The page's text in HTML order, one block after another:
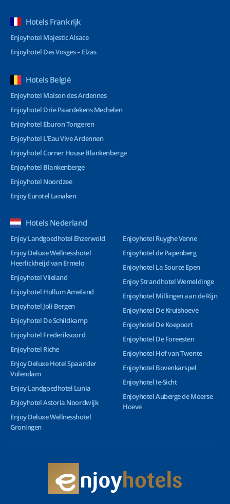
Hotels Frankrijk
Enjoyhotel Majestic Alsace
Enjoyhotel Des Vosges – Elzas
Hotels België
Enjoyhotel Maison des Ardennes
Enjoyhotel Drie Paardekens Mechelen
Enjoyhotel Eburon Tongeren
Enjoyhotel L’Eau Vive Ardennen
Enjoyhotel Corner House Blankenberge
Enjoyhotel Blankenberge
Enjoyhotel Noordzee
Enjoy Eurotel Lanaken
Hotels Nederland
Enjoy Landgoedhotel Ehzerwold
Enjoy Deluxe Wellnesshotel
Heerlickheijd van Ermelo
Enjoyhotel Vlieland
Enjoyhotel Hollum Ameland
Enjoyhotel Joli Bergen
Enjoyhotel De Schildkamp
Enjoyhotel Frederiksoord
Enjoyhotel Riche
Enjoy Deluxe Hotel Spaander
Volendam
Enjoy Landgoedhotel Lunia
Enjoyhotel Astoria Noordwijk
Enjoy Deluxe Wellnesshotel
Groningen
Enjoyhotel Ruyghe Venne
Enjoyhotel de Papenberg
Enjoyhotel La Source Epen
Enjoy Strandhotel Wemeldinge
Enjoyhotel Millingen aan de Rijn
Enjoyhotel De Kruishoeve
Enjoyhotel De Koepoort
Enjoyhotel De Foreesten
Enjoyhotel Hof van Twente
Enjoyhotel Bovenkarspel
Enjoyhotel Ie-Sicht
Enjoyhotel Auberge de Moerse
Hoeve